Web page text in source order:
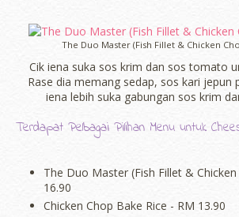
The Duo Master (Fish Fillet & Chicken
Cik iena suka sos krim dan sos tomato
Rase dia memang sedap, sos kari jepun
iena lebih suka gabungan sos krim
Terdapat Pelbagai Pilihan Menu untuk
The Duo Master (Fish Fillet &
16.90
Chicken Chop Bake Rice - RM 13.90